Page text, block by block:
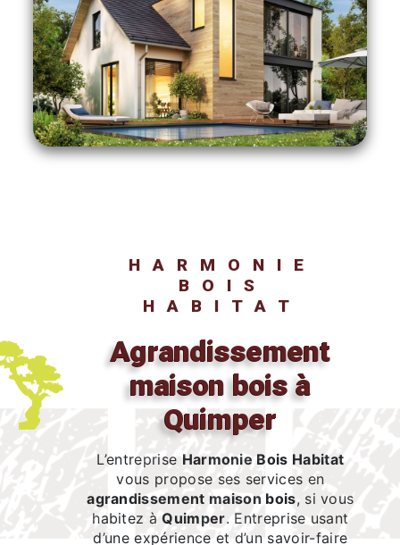
HARMONIE
BOIS
HABITAT
agrandissement
maison bois à
Quimper
L’entreprise Harmonie Bois Habitat
vous propose ses services en
agrandissement maison bois, si vous
habitez àQuimper. Entreprise usant
d’une expérience et d’un savoir-faire